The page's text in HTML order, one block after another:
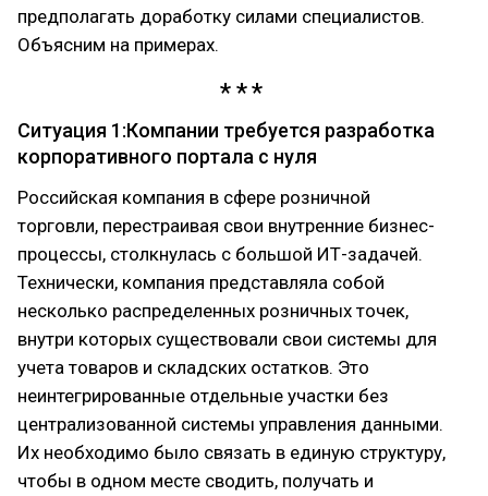
предполагать доработку силами специалистов.
Объясним на примерах.
Ситуация 1:Компании требуется разработка
корпоративного портала с нуля
Российская компания в сфере розничной
торговли, перестраивая свои внутренние бизнес-
процессы, столкнулась с большой ИТ-задачей.
Технически, компания представляла собой
несколько распределенных розничных точек,
внутри которых существовали свои системы для
учета товаров и складских остатков. Это
неинтегрированные отдельные участки без
централизованной системы управления данными.
Их необходимо было связать в единую структуру,
чтобы в одном месте сводить, получать и